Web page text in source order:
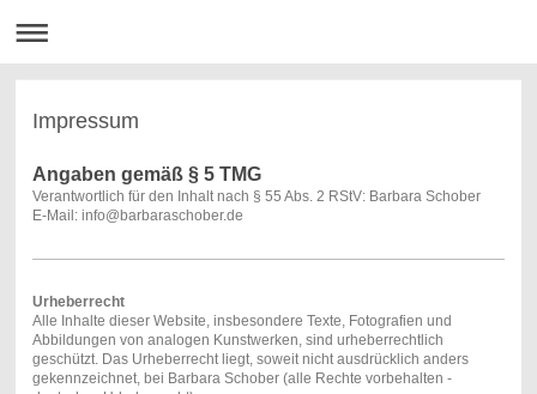
Impressum
Angaben gemäß § 5 TMG
Verantwortlich für den Inhalt nach § 55 Abs. 2 RStV: Barbara Schober
E-Mail: info@barbaraschober.de
Urheberrecht
Alle Inhalte dieser Website, insbesondere Texte, Fotografien und
Abbildungen von analogen Kunstwerken, sind urheberrechtlich
geschützt. Das Urheberrecht liegt, soweit nicht ausdrücklich anders
gekennzeichnet, bei Barbara Schober (alle Rechte vorbehalten -